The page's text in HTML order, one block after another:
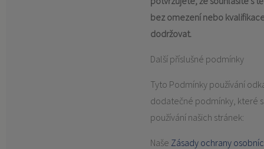
bez omezení nebo
dodržovat.
Další příslušné podmínky
Tyto Podmínky používání
dodatečné podmínky, které
používání našich stránek:
Naše Zásady ochrany